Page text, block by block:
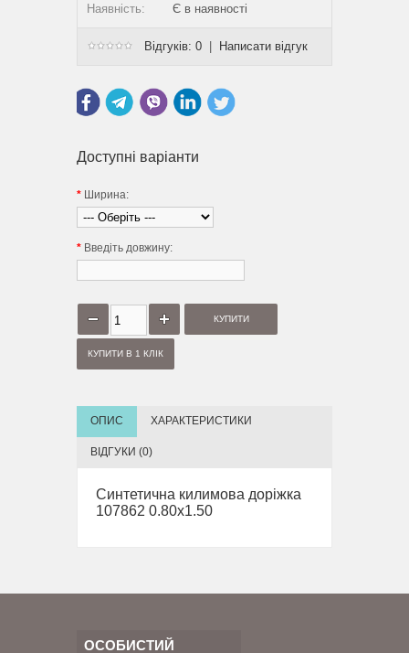
Наявність:
Є в наявності
Відгуків: 0 Написати відгук
Доступні варіанти
* Ширина:
* Введіть довжину:
КУПИТИ В 1 КЛІК
ОПИС ХАРАКТЕРИСТИКИ
ВІДГУКИ (0)
Синтетична килимова доріжка
107862 0.80х1.50
ОСОБИСТИЙ